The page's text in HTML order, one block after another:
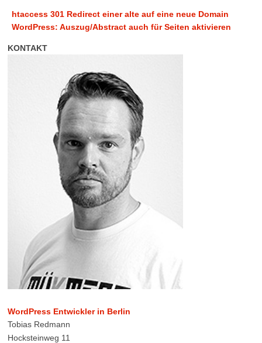
htaccess 301 Redirect einer alte auf eine neue Domain
WordPress: Auszug/Abstract auch für Seiten aktivieren
KONTAKT
WordPress Entwickler in Berlin
Tobias Redmann
Hocksteinweg 11